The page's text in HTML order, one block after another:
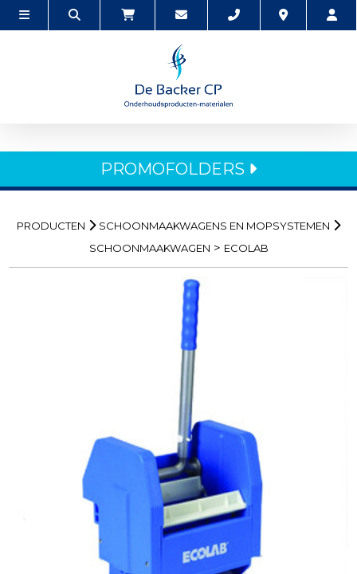
PROMOFOLDERS
PRODUCTEN
SCHOONMAAKWAGENS EN MOPSYSTEMEN
SCHOONMAAKWAGEN > ECOLAB